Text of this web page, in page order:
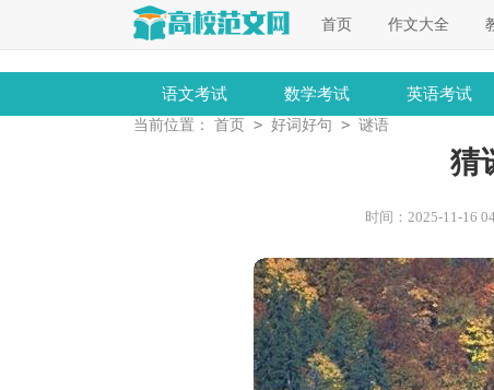
首页 作文大全
语文考试 数学考试 英语考试
当前位置： 首页 > 好词好句 > 谜语
猜
时间：2025-11-16